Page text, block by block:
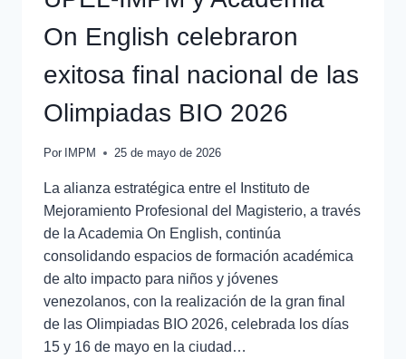
On English celebraron
exitosa final nacional de las
Olimpiadas BIO 2026
Por IMPM 25 de mayo de 2026
La alianza estratégica entre el Instituto de
Mejoramiento Profesional del Magisterio, a través
de la Academia On English, continúa
consolidando espacios de formación académica
de alto impacto para niños y jóvenes
venezolanos, con la realización de la gran final
de las Olimpiadas BIO 2026, celebrada los días
15 y 16 de mayo en la ciudad…